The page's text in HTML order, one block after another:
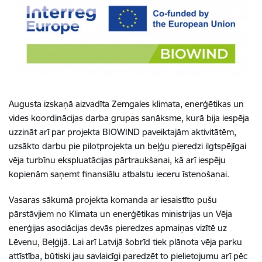
Augusta izskaņā aizvadīta Zemgales klimata, enerģētikas un
vides koordinācijas darba grupas sanāksme, kurā bija iespēja
uzzināt arī par projekta BIOWIND paveiktajām aktivitātēm,
uzsākto darbu pie pilotprojekta un beļģu pieredzi ilgtspējīgai
vēja turbīnu ekspluatācijas pārtraukšanai, kā arī iespēju
kopienām saņemt finansiālu atbalstu ieceru īstenošanai.
Vasaras sākumā projekta komanda ar iesaistīto pušu
pārstāvjiem no Klimata un enerģētikas ministrijas un Vēja
enerģijas asociācijas devās pieredzes apmaiņas vizītē uz
Lēvenu, Beļģijā. Lai arī Latvijā šobrīd tiek plānota vēja parku
attīstība, būtiski jau savlaicīgi paredzēt to pielietojumu arī pēc